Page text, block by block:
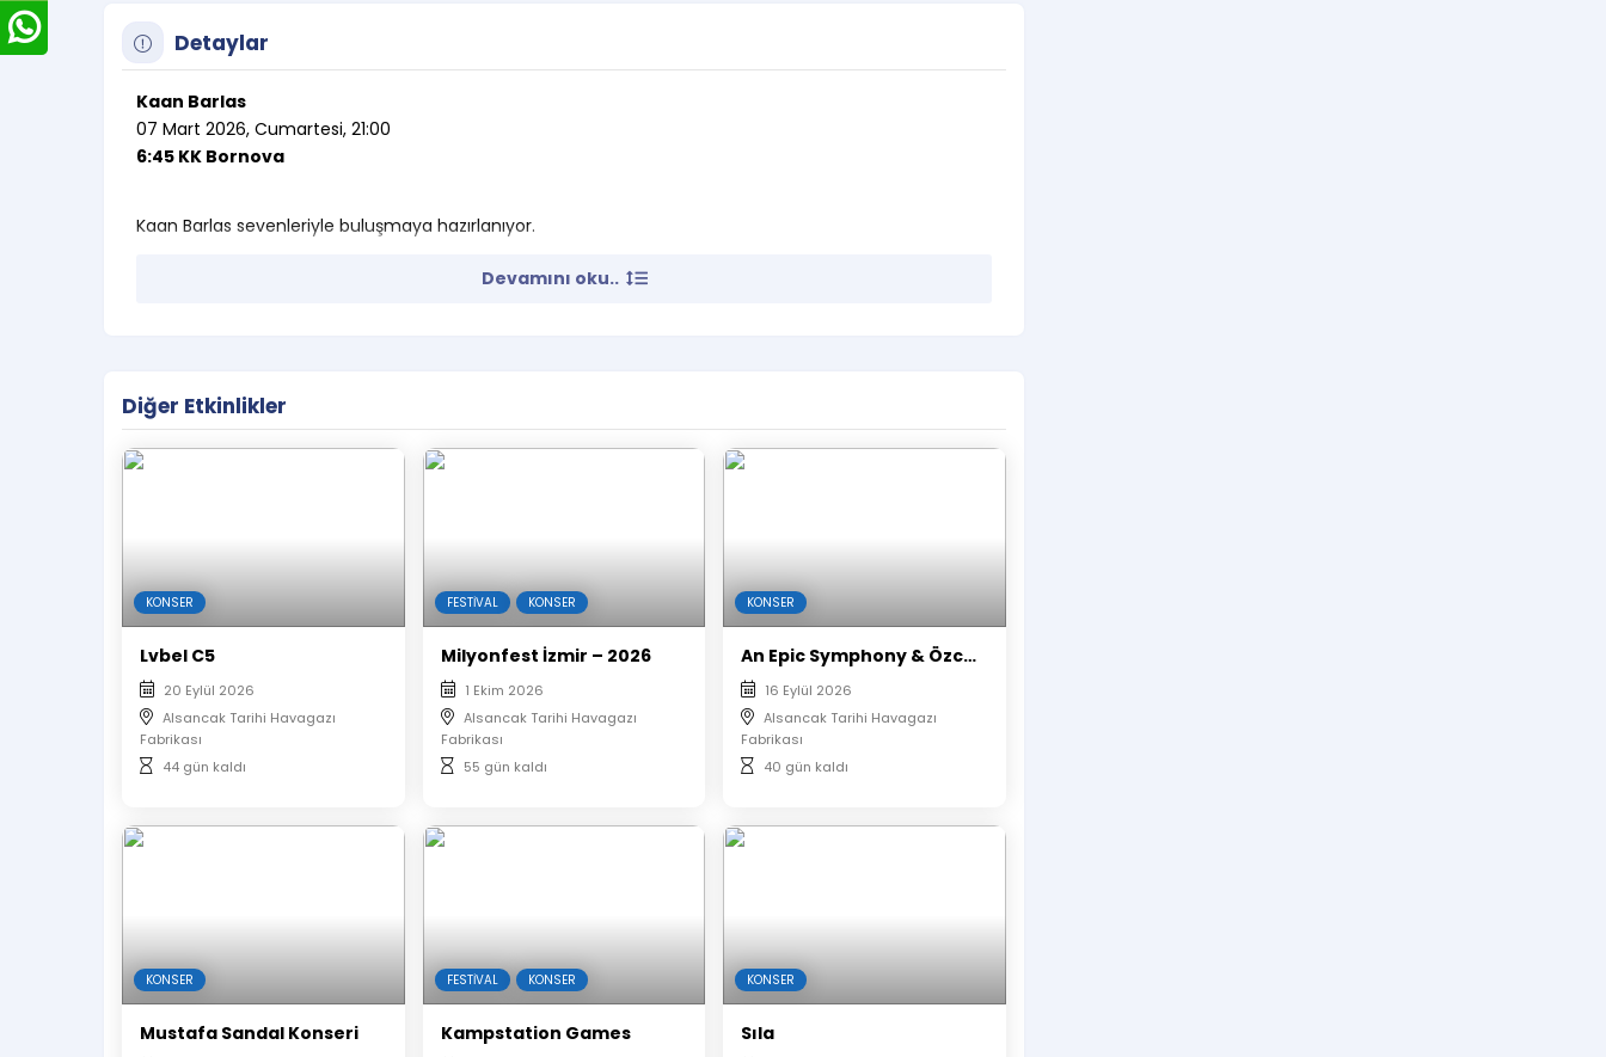
Detaylar
Kaan Barlas
07 Mart 2026, Cumartesi, 21:00
6:45 KK Bornova
Kaan Barlas sevenleriyle buluşmaya hazırlanıyor.
Devamını oku..
Diğer Etkinlikler
KONSER
Lvbel C5
20 Eylül 2026
Alsancak Tarihi Havagazı
Fabrikası
44 gün kaldı
FESTIVAL KONSER
Milyonfest İzmir – 2026
1 Ekim 2026
Alsancak Tarihi Havagazı
Fabrikası
55 gün kaldı
KONSER
An Epic Symphony & Özcan Deniz
16 Eylül 2026
Alsancak Tarihi Havagazı
Fabrikası
40 gün kaldı
KONSER
Mustafa Sandal Konseri
FESTIVAL KONSER
Kampstation Games
KONSER
Sıla